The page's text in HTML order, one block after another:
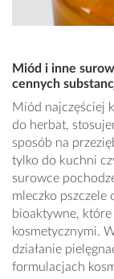
Miód i inne
cennych
Miód najczęściej
do herbat,
sposób na
tylko do kuchni
surowce
mleczko pszczele
bioaktywne, które
kosmetycznymi.
działanie
formulacjach